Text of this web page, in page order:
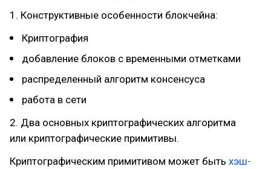
1. Конструктивные особенности блокчейна:
Криптография
добавление блоков с временными отметками
распределенный алгоритм консенсуса
работа в сети
2. Два основных криптографических алгоритма
или криптографические примитивы.
Криптографическим примитивом может быть хэш-